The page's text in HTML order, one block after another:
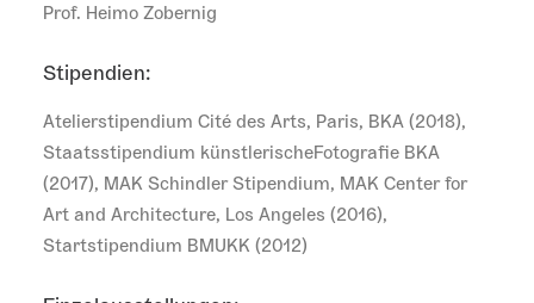
Prof. Heimo Zobernig
Stipendien:
Atelierstipendium Cité des Arts, Paris, BKA (2018),
Staatsstipendium künstlerischeFotografie BKA
(2017), MAK Schindler Stipendium, MAK Center for
Art and Architecture, Los Angeles (2016),
Startstipendium BMUKK (2012)